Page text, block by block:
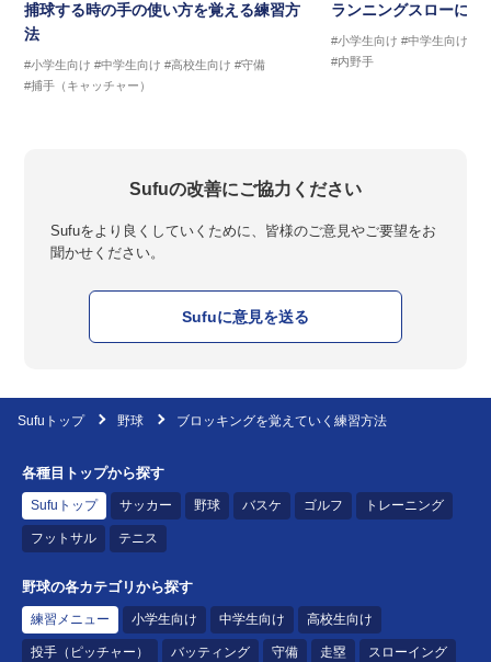
捕球する時の手の使い方を覚える練習方
法
#小学生向け #中学生向け #高校生向け #守備
#捕手（キャッチャー）
ランニングスローに繋
#小学生向け #中学生向け
#内野手
Sufuの改善にご協力ください
Sufuをより良くしていくために、皆様のご意見やご要望をお
聞かせください。
Sufuに意見を送る
Sufuトップ 野球 ブロッキングを覚えていく練習方法
各種目トップから探す
Sufuトップ サッカー 野球 バスケ ゴルフ トレーニング
フットサル テニス
野球の各カテゴリから探す
練習メニュー 小学生向け 中学生向け 高校生向け
投手（ピッチャー） バッティング 守備 走塁 スローイング